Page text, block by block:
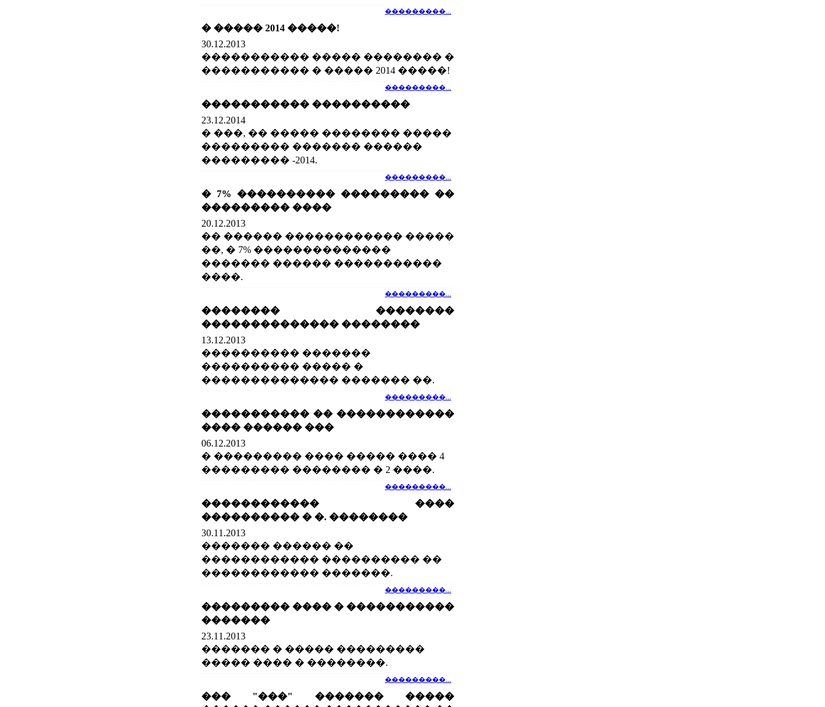
���������...
� ����� 2014 �����!
30.12.2013
����������� ����� �������� �
����������� � ����� 2014 �����!
���������...
����������� ����������
23.12.2014
� ���, �� ����� �������� �����
��������� ������� ������
��������� -2014.
���������...
� 7% ���������� ��������� ��
��������� ����
20.12.2013
�� ������ ������������ �����
��, � 7% ��������������
������� ������ �����������
����.
���������...
�������� ��������
�������������� ��������
13.12.2013
���������� �������
���������� ����� �
�������������� ������� ��.
���������...
����������� �� ������������
���� ������ ���
06.12.2013
� ��������� ���� ����� ���� 4
��������� �������� � 2 ����.
���������...
������������ ����
���������� � �. ��������
30.11.2013
������� ������ ��
������������ ���������� ��
������������ �������.
���������...
��������� ���� � �����������
�������
23.11.2013
������� � ����� ���������
����� ���� � ��������.
���������...
��� "���" ������� �����